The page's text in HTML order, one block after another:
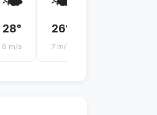
28°
6 m/s
26°
7 m/s